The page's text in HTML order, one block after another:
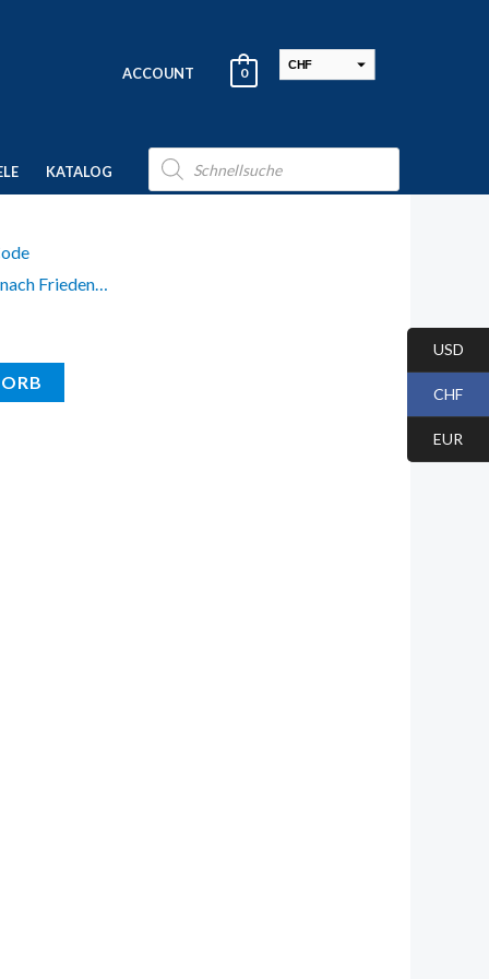
ACCOUNT 0
CHF
KATALOG
Products
search
Frieden…
USD
CHF
EUR